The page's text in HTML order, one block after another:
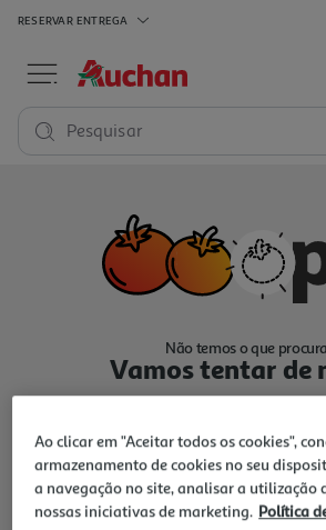
RESERVAR ENTREGA
Pesquisar
Não temos o que
Vamos tentar de
Ao clicar em "Aceitar todos os cookies",
armazenamento de cookies no seu
a navegação no site, analisar a utilização
nossas iniciativas de marketing. Política